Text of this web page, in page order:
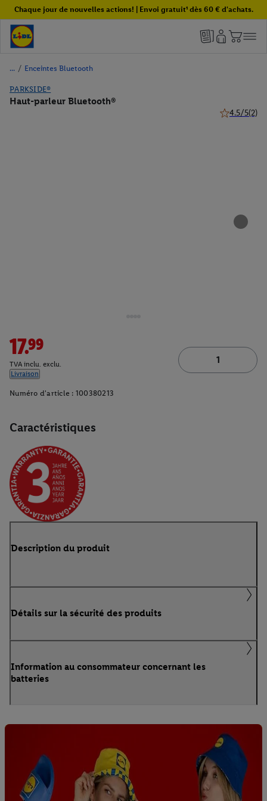
Chaque jour de nouvelles actions! | Envoi gratuit¹ dès 60 € d'achats.
/ Enceintes Bluetooth
PARKSIDE®
Haut-parleur Bluetooth®
4.5/5(2)
Caractéristiques
17.99
TVA inclu. exclu.
Livraison
Numéro d'article : 100380213
Description du produit
Détails sur la sécurité des produits
Information au consommateur concernant les
batteries